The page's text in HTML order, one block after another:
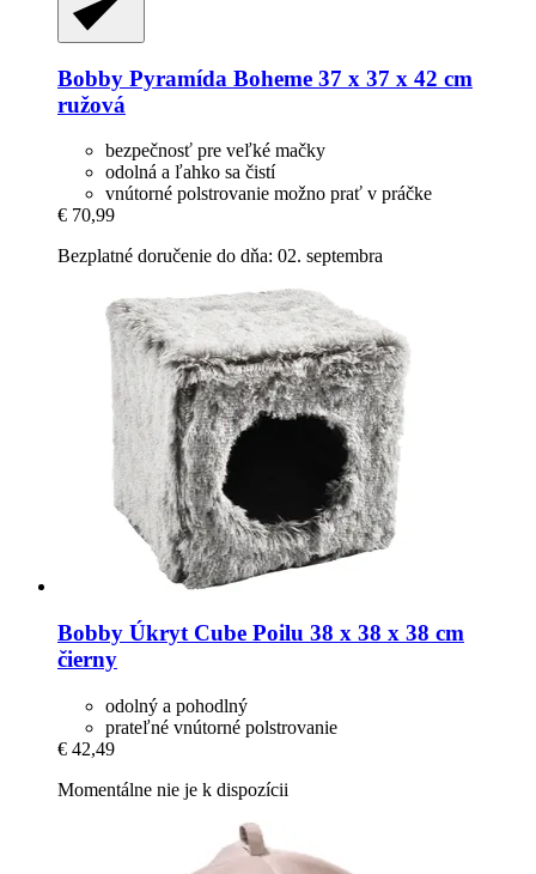
Bobby Pyramída Boheme 37 x 37 x 42 cm
ružová
bezpečnosť pre veľké mačky
odolná a ľahko sa čistí
vnútorné polstrovanie možno prať v práčke
€ 70,99
Bezplatné doručenie do dňa: 02. septembra
Bobby Úkryt Cube Poilu 38 x 38 x 38 cm
čierny
odolný a pohodlný
prateľné vnútorné polstrovanie
€ 42,49
Momentálne nie je k dispozícii